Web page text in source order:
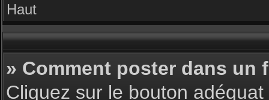
Haut
» Comment poster dans un
Cliquez sur le bouton